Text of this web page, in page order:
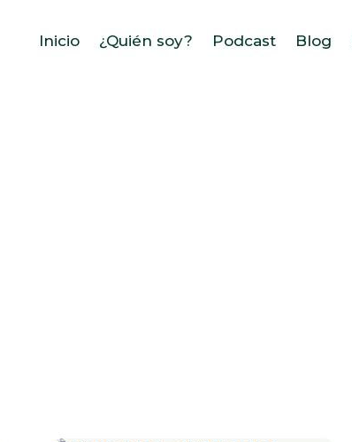
Inicio ¿Quién soy? Podcast Blog